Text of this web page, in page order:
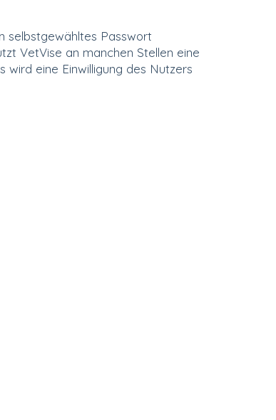
selbstgewähltes Passwort
VetVise an manchen Stellen eine
eine Einwilligung des Nutzers